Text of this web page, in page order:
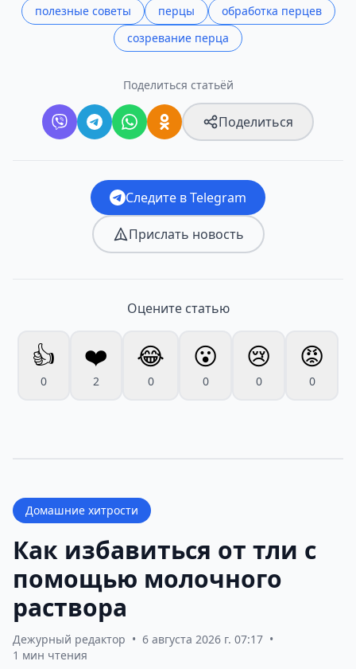
полезные советы перцы
обработка перцев
созревание перца
Поделиться статьёй
Поделиться
Следите в Telegram
Прислать новость
Оцените статью
👍
0
❤️
2
😂
0
😮
0
😢
0
😡
0
Домашние хитрости
Как избавиться от тли с
помощью молочного
раствора
Дежурный редактор • 6 августа 2026 г. 07:17 •
1 мин чтения